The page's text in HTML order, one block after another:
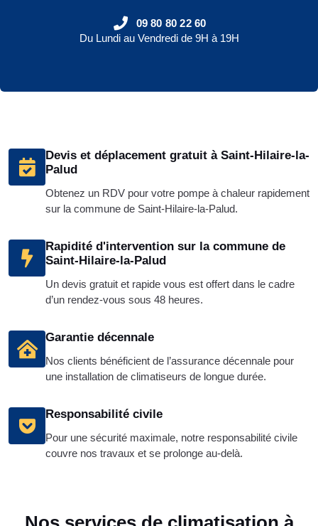
Devis et déplacement gratuit à Saint-Hilaire-la-
Palud
Obtenez un RDV pour votre pompe à chaleur rapidement
sur la commune de Saint-Hilaire-la-Palud.
Rapidité d'intervention sur la commune de
Saint-Hilaire-la-Palud
Un devis gratuit et rapide vous est offert dans le cadre
d’un rendez-vous sous 48 heures.
Garantie décennale
Nos clients bénéficient de l’assurance décennale pour
une installation de climatiseurs de longue durée.
Responsabilité civile
Pour une sécurité maximale, notre responsabilité civile
couvre nos travaux et se prolonge au-delà.
09 80 80 22 60
Du Lundi au Vendredi de 9H à 19H